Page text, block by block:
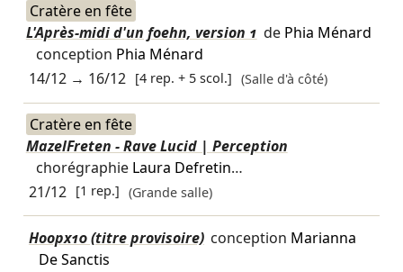
Cratère en fête
L'Après-midi d'un foehn, version 1 de Phia Ménard
conception Phia Ménard
14/12→ 16/12 [4 rep. + 5 scol.] (Salle d'à côté)
Cratère en fête
MazelFreten - Rave Lucid | Perception
chorégraphie Laura Defretin…
21/12 [1 rep.] (Grande salle)
Hoopx10 (titre provisoire) conception Marianna
De Sanctis